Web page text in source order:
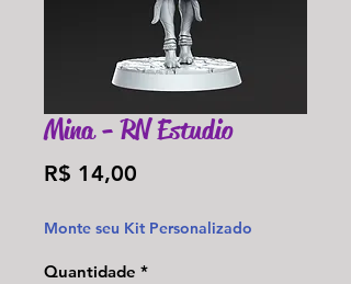
Mina - RN Estudio
R$ 14,00
Monte seu Kit Personalizado
Quantidade *